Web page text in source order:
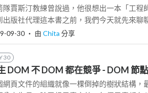
隊賈斯汀教練曾說過，他很想出一本「工程
出版社代理這本書之前，我們今天就先來聊
09-30 ‧ 由 Chita 分享
30
DOM 不 DOM 都在競爭 - DOM 節
網頁文件的組織就像一棵倒掉的樹狀結構，